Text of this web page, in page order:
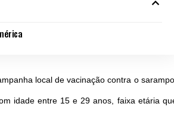
local de vacinação contra o
idade entre 15 e 29 anos, faixa etária